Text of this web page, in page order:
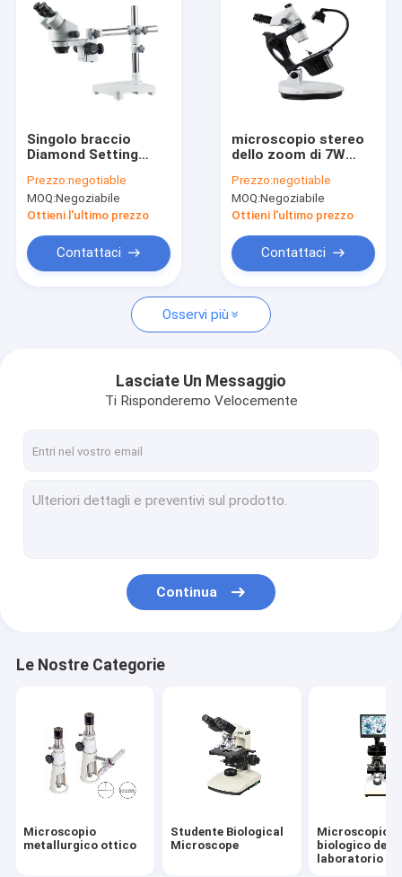
Prodotti
Circa noi
Giro della fabbrica
Notizie
Casi
Microscopio metallurgico ottico
Microscopio biologico del laboratorio
Microscopio ottico invertito
Microscopio di contrasto di fase di Trinocular
Microscopio ottico di Digital
Accessori del microscopio
microscopio elettronico a scansione
Singolo braccio
Diamond Setting
Prezzo:negotiable
MOQ:Negoziabile
Ottieni l'ultimo prezzo
Contattaci
microscopio stereo
dello zoom di 7W
Trinocular per la
regolazione dei
gioielli
Prezzo:negotiable
MOQ:Negoziabile
Ottieni l'ultimo prezzo
Contattaci
Osservi più
Lasciate Un Messaggio
Ti Risponderemo Velocemente
Continua
Le Nostre Categorie
Microscopio
metallurgico ottico
Studente Biological
Microscope
Microscopio
biologico del
laboratorio